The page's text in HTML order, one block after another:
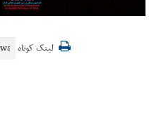
لینک کوتاه